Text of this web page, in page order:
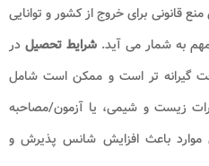
قانونی برای خروج از کشور و توانایی
به شمار می آید. شرایط تحصیل در
گیرانه تر است و ممکن است شامل
زیست و شیمی، یا آزمون/مصاحبه
موارد باعث افزایش شانس پذیرش و